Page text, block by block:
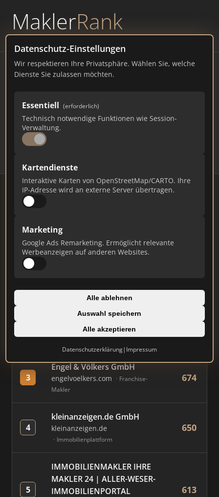
MaklerRank
powered byWAVEPOINT
Datenschutz-Einstellungen
Wir respektieren Ihre Privatsphäre. Wählen Sie, welche
Dienste Sie zulassen möchten.
Essentiell (erforderlich)
Technisch notwendige Funktionen wie Session-
Verwaltung.
Kartendienste
Interaktive Karten von OpenStreetMap/CARTO. Ihre
IP-Adresse wird an externe Server übertragen.
Marketing
Google Ads Remarketing. Ermöglicht relevante
Werbeanzeigen auf anderen Websites.
Alle ablehnen
Auswahl speichern
Alle akzeptieren
Datenschutzerklärung| Impressum
Immobilienmakler Verden –
Ranking Juli 2026
NIEDERSACHSEN 28.000 EINWOHNER
77 588
# MAKLER / FIRMA
1 immobilienscout24.de
Immobilienplattform
806
AVIV Germany GmbH
immowelt.de Immobilienplattform
3
Engel & Völkers GmbH
engelvoelkers.com
Franchise-
Makler
674
4
kleinanzeigen.de GmbH
kleinanzeigen.de
Immobilienplattform
650
5
IMMOBILIENMAKLER IHRE
MAKLER 24 | ALLER-WESER-
IMMOBILIENPORTAL
613